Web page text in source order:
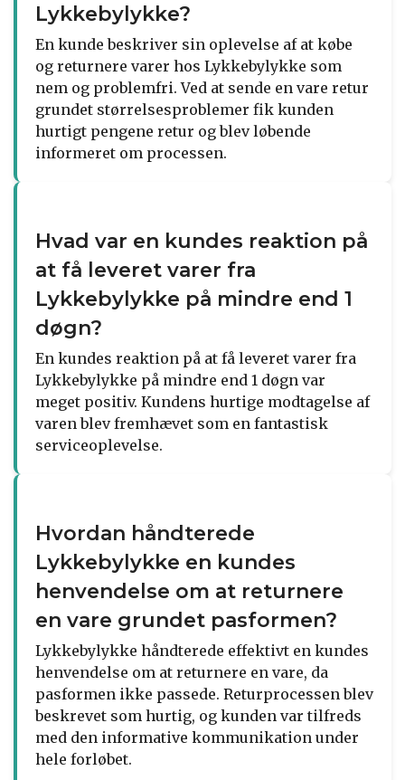
Lykkebylykke?
En kunde beskriver sin oplevelse af at købe
og returnere varer hos Lykkebylykke som
nem og problemfri. Ved at sende en vare retur
grundet størrelsesproblemer fik kunden
hurtigt pengene retur og blev løbende
informeret om processen.
Hvad var en kundes reaktion på
at få leveret varer fra
Lykkebylykke på mindre end 1
døgn?
En kundes reaktion på at få leveret varer fra
Lykkebylykke på mindre end 1 døgn var
meget positiv. Kundens hurtige modtagelse af
varen blev fremhævet som en fantastisk
serviceoplevelse.
Hvordan håndterede
Lykkebylykke en kundes
henvendelse om at returnere
en vare grundet pasformen?
Lykkebylykke håndterede effektivt en kundes
henvendelse om at returnere en vare, da
pasformen ikke passede. Returprocessen blev
beskrevet som hurtig, og kunden var tilfreds
med den informative kommunikation under
hele forløbet.